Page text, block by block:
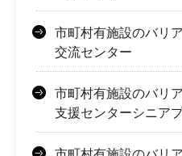
市町村有施設のバリ
交流センター
市町村有施設のバリ
支援センターシニア